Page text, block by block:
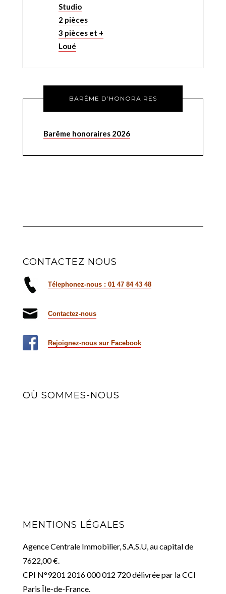
Studio
2 pièces
3 pièces et +
Loué
BARÊME D’HONORAIRES
Barême honoraires 2026
CONTACTEZ NOUS
Télephonez-nous : 01 47 84 43 48
Contactez-nous
Rejoignez-nous sur Facebook
OÙ SOMMES-NOUS
MENTIONS LÉGALES
Agence Centrale Immobilier, S.A.S.U, au capital de
7622,00 €.
CPI N°9201 2016 000 012 720 délivrée par la CCI
Paris Île-de-France.